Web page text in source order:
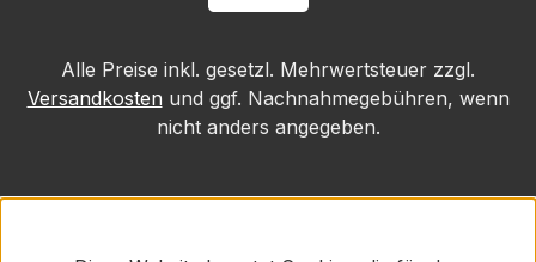
Alle Preise inkl. gesetzl. Mehrwertsteuer zzgl.
Versandkosten und ggf. Nachnahmegebühren, wenn
nicht anders angegeben.